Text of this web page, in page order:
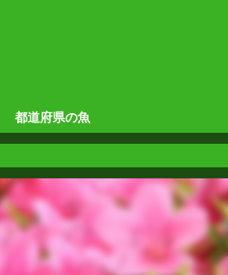
都道府県の魚